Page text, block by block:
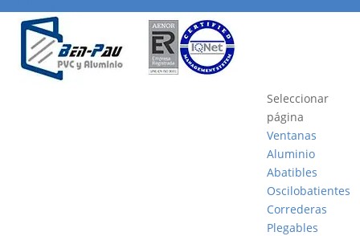
Seleccionar
página
Ventanas
Aluminio
Abatibles
Oscilobatientes
Correderas
Plegables